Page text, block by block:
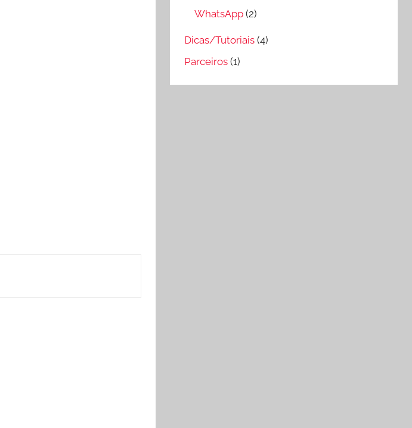
WhatsApp (2)
Dicas/Tutoriais (4)
Parceiros (1)